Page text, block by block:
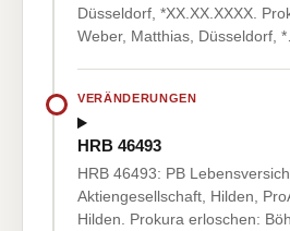
Düsseldorf, *XX.XX.XXXX.
Weber, Matthias, Düsseldorf,
VERÄNDERUNGEN
HRB 46493
HRB 46493: PB
Aktiengesellschaft, Hilden,
Hilden. Prokura erloschen: